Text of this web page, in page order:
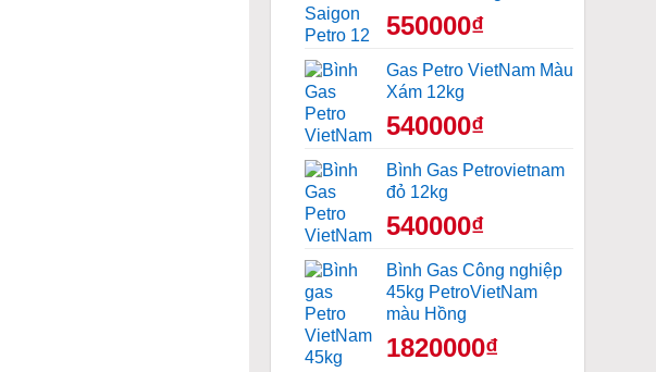
550000₫
Gas Petro VietNam Màu
Xám 12kg
540000₫
Bình Gas Petrovietnam
đỏ 12kg
540000₫
Bình Gas Công nghiệp
45kg PetroVietNam
màu Hồng
1820000₫